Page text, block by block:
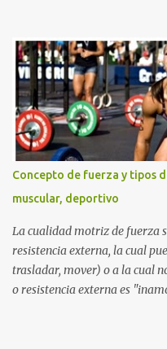
naranja (mezcla nada
lo cual además de ser una
puede provocar molestias
alimentos y bebidas que
personas inclusive mezclan
beber una taza con leche y
tipo de cereal sea) y frutas
zumo de naranja, es lo mejor
necesarios para empezar el
entre más mezclen y más
Concepto de fuerza y tipos
muscular, deportivo
La cualidad motriz de fuerza
resistencia externa, la cual
trasladar, mover) o a la cual
o resistencia externa es